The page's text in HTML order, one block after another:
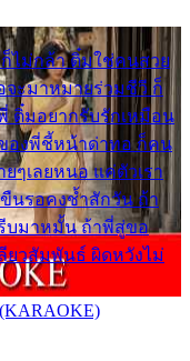
ไม่กล้า ติ๋มใช่คนสวย
จะมาหมายร่วมชีวี ก็
ติ๋มอยากรับรักเหมือน
องพี่ชี้หน้าด่าทอ ก็คน
ๆเลยหนอ แค่ตัวเรา
นรอคงช้ำสักวัน ถ้า
บมาหมั้น ถ้าพี่สู่ขอ
ยวสัมพันธ์ ผิดหวังไม่